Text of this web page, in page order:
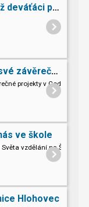
Šrompiáda 2026: Když deváťáci převzali velení
Žáci 3. C představili své závěrečné projekty v Code.org
projekty v Code.org
ve škole
Světa vzdělání na
opravdu nevšední zážitek.
Hlohovec